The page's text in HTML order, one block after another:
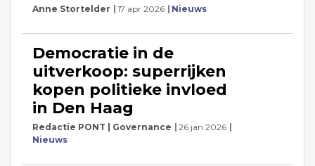
Anne Stortelder 17 apr 2026 Nieuws
Democratie in de
uitverkoop: superrijken
kopen politieke invloed
in Den Haag
Redactie PONT | Governance
26 jan 2026
Nieuws